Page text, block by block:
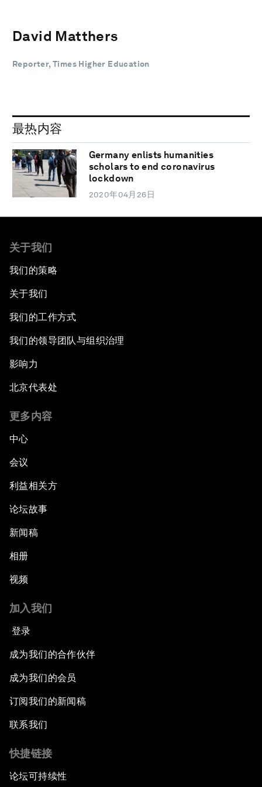
David Matthers
Reporter, Times Higher Education
最热内容
Germany enlists humanities
scholars to end coronavirus
lockdown
2020年04月26日
关于我们
我们的策略
关于我们
我们的工作方式
我们的领导团队与组织治理
影响力
北京代表处
更多内容
中心
会议
利益相关方
论坛故事
新闻稿
相册
视频
加入我们
登录
成为我们的合作伙伴
成为我们的会员
订阅我们的新闻稿
联系我们
快捷链接
论坛可持续性